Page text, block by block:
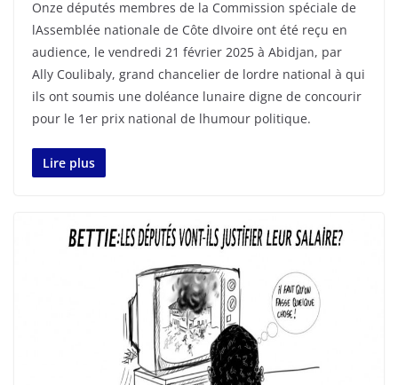
Onze députés membres de la Commission spéciale de
lAssemblée nationale de Côte dIvoire ont été reçu en
audience, le vendredi 21 février 2025 à Abidjan, par
Ally Coulibaly, grand chancelier de lordre national à qui
ils ont soumis une doléance lunaire digne de concourir
pour le 1er prix national de lhumour politique.
Lire plus